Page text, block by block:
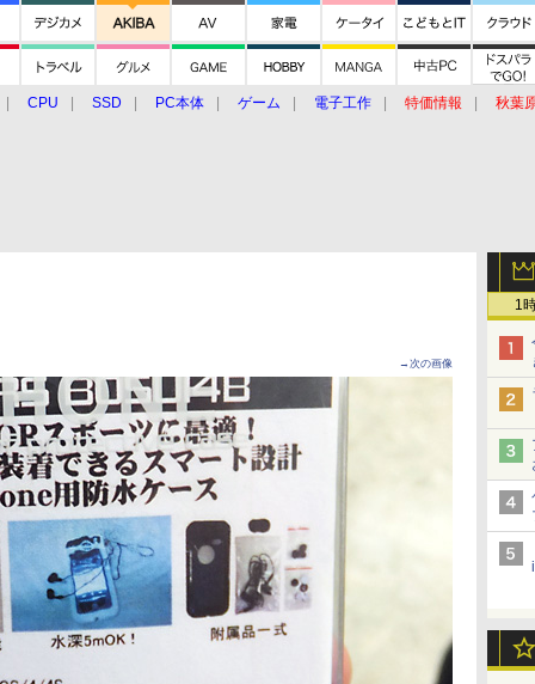
CPU SSD PC本体 ゲーム 電子工作 特価情報
秋葉
1
→次の画像